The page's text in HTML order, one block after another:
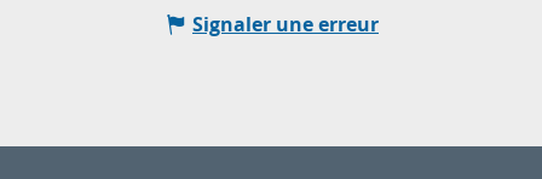
Signaler une erreur